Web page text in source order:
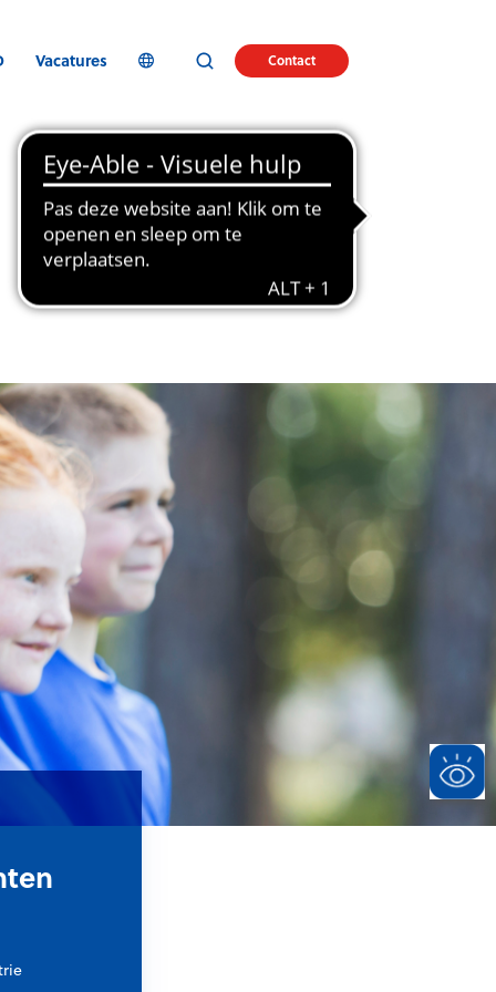
Vacatures Contact